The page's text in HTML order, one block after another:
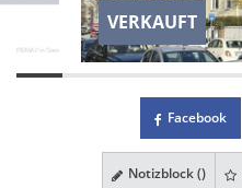
VERKAUFT
Facebook
Notizblock ()